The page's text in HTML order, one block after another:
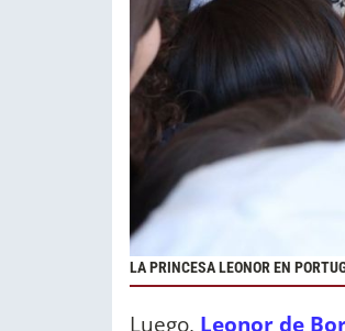
LA PRINCESA LEONOR EN
Luego, Leonor de